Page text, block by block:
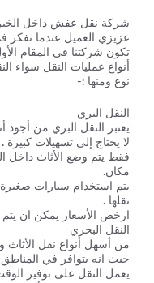
شركة نقل عفش داخل الخبر
عزيزي العميل عندما
تكون شركتنا في المقام
أنواع عمليات النقل سواء
نوع ومنها :-
النقل البري
يعتبر النقل البري من أجود
لا يحتاج إلى تسهيلات كبيرة .
فقط يتم وضع الأثاث داخل
مكان.
يتم استخدام سيارات
نقلها .
ارخص الأسعار يمكن ان يتم
النقل البحري
من أسهل أنواع نقل الأثاث
حيث انه يتوافر في
يعمل النقل على توفير